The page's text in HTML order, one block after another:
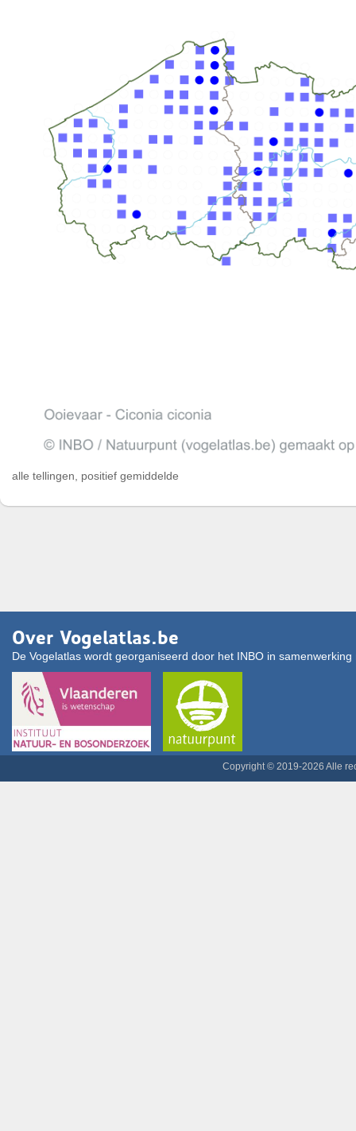
alle tellingen, positief gemiddelde
Over Vogelatlas.be
De Vogelatlas wordt georganiseerd door het INBO in
Copyright © 2019-2026 Alle